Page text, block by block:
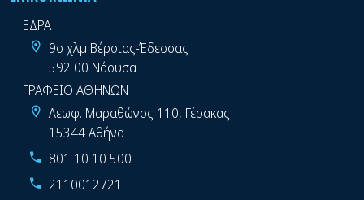
ΕΔΡΑ
9ο χλμ Βέροιας-Έδεσσας
592 00 Νάουσα
ΓΡΑΦΕΙΟ ΑΘΗΝΩΝ
Λεωφ. Μαραθώνος 110, Γέρακας
15344 Αθήνα
801 10 10 500
2110012721